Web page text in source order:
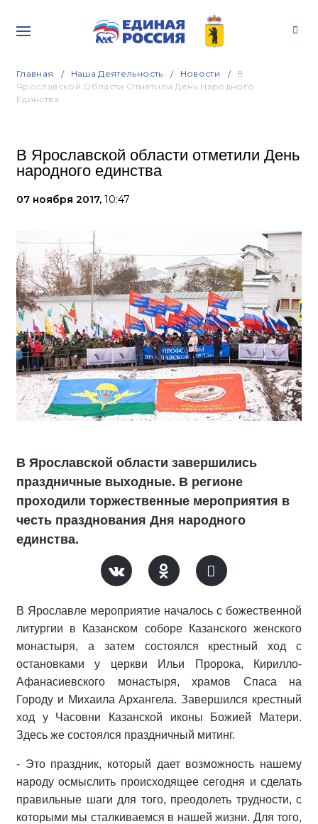
Главная Наша Деятельность Новости
В
Ярославской Области Отметили День Народного
Единства
В Ярославской области отметили День
народного единства
07 ноября 2017, 10:47
В Ярославской области завершились
праздничные выходные. В регионе
проходили торжественные мероприятия в
честь празднования Дня народного
единства.
В Ярославле мероприятие началось с божественной
литургии в Казанском соборе Казанского женского
монастыря, а затем состоялся крестный ход с
остановками у церкви Ильи Пророка, Кирилло-
Афанасиевского монастыря, храмов Спаса на
Городу и Михаила Архангела. Завершился крестный
ход у Часовни Казанской иконы Божией Матери.
Здесь же состоялся праздничный митинг.
- Это праздник, который дает возможность нашему
народу осмыслить происходящее сегодня и сделать
правильные шаги для того, преодолеть трудности, с
которыми мы сталкиваемся в нашей жизни. Для того,